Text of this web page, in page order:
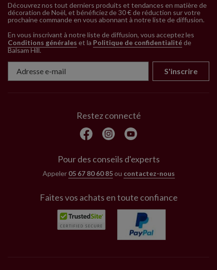
Découvrez nos tout derniers produits et tendances en matière de
décoration de Noël, et bénéficiez de 30 € de réduction sur votre
prochaine commande en vous abonnant à notre liste de diffusion.
En vous inscrivant à notre liste de diffusion, vous acceptez les
Conditions générales et la Politique de confidentialitéde
Balsam Hill.
S'inscrire
Restez connecté
Pour des conseils d'experts
Appeler 05 67 80 60 85ou contactez-nous
Faites vos achats en toute confiance